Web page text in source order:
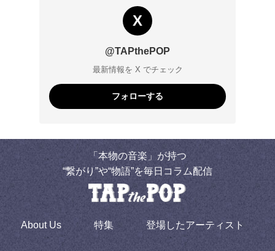
X
@TAPthePOP
最新情報を X でチェック
フォローする
「本物の音楽」が持つ
“繋がり”や“物語”を毎日コラム配信
About Us 特集 登場したアーティスト